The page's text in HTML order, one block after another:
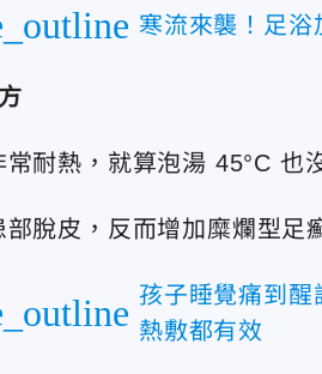
寒流來襲！足
常耐熱，就算泡湯 45°C 也
部脫皮，反而增加糜爛型足
孩子睡覺痛到
熱敷都有效